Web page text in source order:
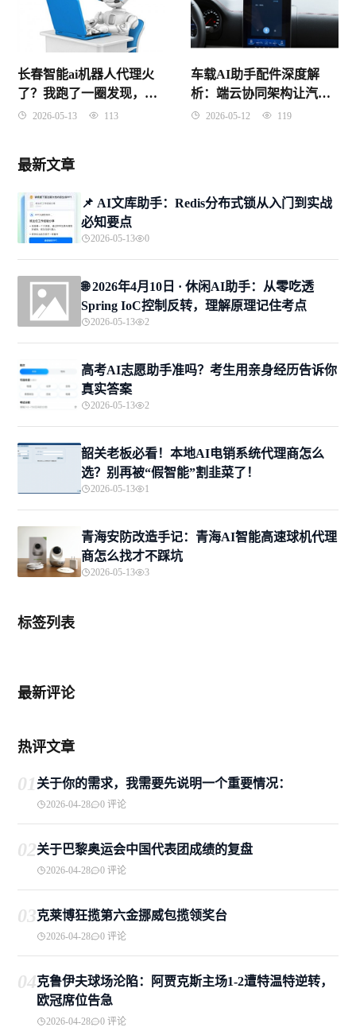
长春智能ai机器人代理火
了？我跑了一圈发现，这
事儿没你想的那么简单
2026-05-13 113
车载AI助手配件深度解
析：端云协同架构让汽车
“听懂人话”
2026-05-12 119
最新文章
📌 ​AI文库助手：Redis分布式锁从入门到实战
必知要点
2026-05-13 0
🌐 2026年4月10日 · 休闲AI助手：从零吃透
Spring IoC控制反转，理解原理记住考点
2026-05-13 2
高考AI志愿助手准吗？考生用亲身经历告诉你
真实答案
2026-05-13 2
韶关老板必看！本地AI电销系统代理商怎么
选？别再被“假智能”割韭菜了！
2026-05-13 1
青海安防改造手记：青海AI智能高速球机代理
商怎么找才不踩坑
2026-05-13 3
标签列表
最新评论
热评文章
01关于你的需求，我需要先说明一个重要情况：
2026-04-28 0 评论
02关于巴黎奥运会中国代表团成绩的复盘
2026-04-28 0 评论
03克莱博狂揽第六金挪威包揽领奖台
2026-04-28 0 评论
04克鲁伊夫球场沦陷：阿贾克斯主场1-2遭特温特逆转，
欧冠席位告急
2026-04-28 0 评论